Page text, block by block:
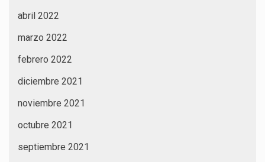
abril 2022
marzo 2022
febrero 2022
diciembre 2021
noviembre 2021
octubre 2021
septiembre 2021